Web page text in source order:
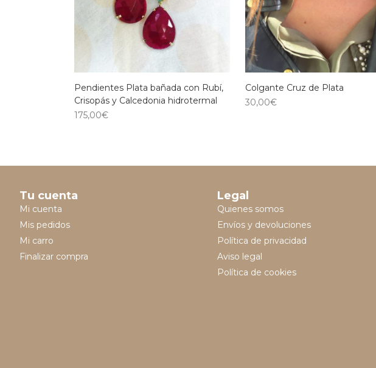
Pendientes Plata bañada con Rubí,
Crisopás y Calcedonia hidrotermal
175,00€
Colgante Cruz de Plata
30,00€
Tu cuenta
Mi cuenta
Mis pedidos
Mi carro
Finalizar compra
Legal
Quienes somos
Envíos y devoluciones
Política de privacidad
Aviso legal
Política de cookies